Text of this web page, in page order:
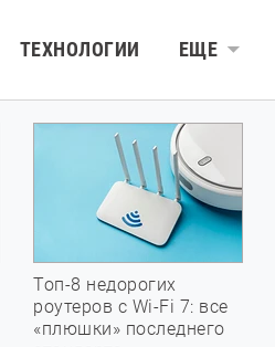
ТЕХНОЛОГИИ ЕЩЕ
Топ-8 недорогих
роутеров с Wi-Fi 7: все
«плюшки» последнего